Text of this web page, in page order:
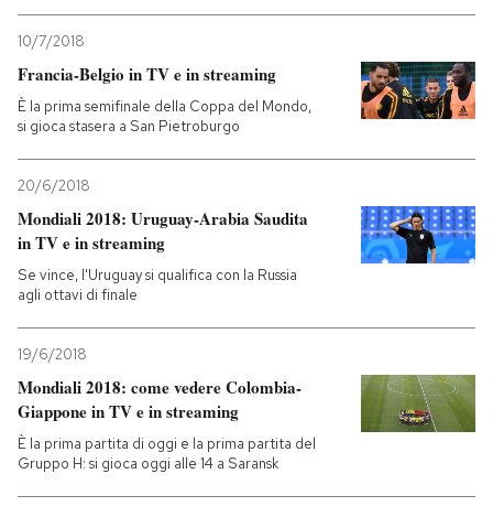
PODCAST
NEWSLETTER
I MIEI PREFERITI
SHOP
CALENDARIO
AREA PERSONALE
Entra
10/7/2018
Francia-Belgio in TV e in streaming
È la prima semifinale della Coppa del Mondo,
si gioca stasera a San Pietroburgo
20/6/2018
Mondiali 2018: Uruguay-Arabia Saudita
in TV e in streaming
Se vince, l'Uruguay si qualifica con la Russia
agli ottavi di finale
19/6/2018
Mondiali 2018: come vedere Colombia-
Giappone in TV e in streaming
È la prima partita di oggi e la prima partita del
Gruppo H: si gioca oggi alle 14 a Saransk